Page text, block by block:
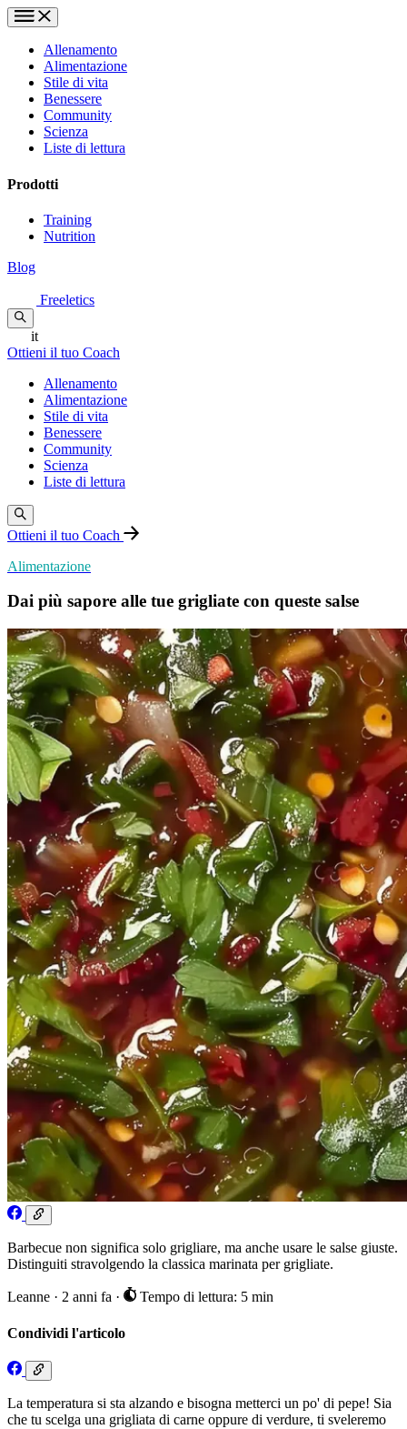
Allenamento
Alimentazione
Stile di vita
Benessere
Community
Scienza
Liste di lettura
Prodotti
Training
Nutrition
Blog
Freeletics
it
Ottieni il tuo Coach
Allenamento
Alimentazione
Stile di vita
Benessere
Community
Scienza
Liste di lettura
Ottieni il tuo Coach
Alimentazione
Dai più sapore alle tue grigliate con queste salse
Barbecue non significa solo grigliare, ma anche usare le salse giuste.
Distinguiti stravolgendo la classica marinata per grigliate.
Leanne · 2 anni fa · Tempo di lettura: 5 min
Condividi l'articolo
La temperatura si sta alzando e bisogna metterci un po' di pepe! Sia
che tu scelga una grigliata di carne oppure di verdure, ti sveleremo